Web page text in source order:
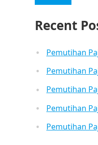
Recent
Pemutihan
Pemutihan
Pemutihan
Pemutihan
Pemutihan